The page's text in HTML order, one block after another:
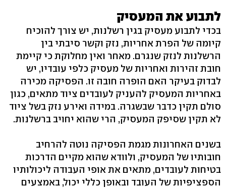
לתבוע את המעסיק
בכדי לתבוע מעסיק בגין רשלנות, יש צורך להוכיח
קיומה של הפרת אחריות, נזק וקשר סיבתי בין
הרשלנות לנזק שנגרם. מאחר ואין מחלוקת כי קיימת
חובת זהירות ואחריות של מעסיק כלפי עובדיו, יש
לבדוק בעיקר האם הופרה חובה זו. הפסיקה מכירה
באחריות המעסיק להעניק לעובדים ציוד מתאים, כגון
סולם תקין כדבר שבשגרה. במידה ואירע נזק בשל ציוד
לא תקין שסיפק המעסיק, הרי שהוא יחויב ברשלנות.
בשנים האחרונות מגמת הפסיקה נוטה להרחיב
חובותיו של המעסיק, ולוודא שהוא מקיים הדרכות
בטיחות לעובדים, מתאים את אופי העבודה ליכולותיו
הספציפיות של העובד ובאופן כללי יכול, באמצעים